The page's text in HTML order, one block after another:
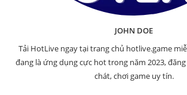
JOHN DOE
Tải HotLive ngay tại trang chủ hotlive.game
đang là ứng dụng cực hot trong năm 2023,
chát, chơi game uy tín.